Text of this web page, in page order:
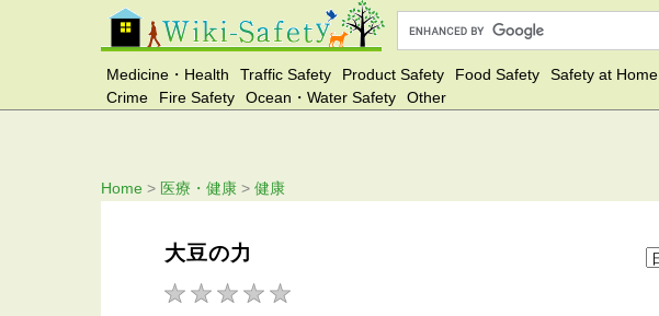
Medicine・Health Traffic Safety Product Safety Food Safety Safety at Home
Crime
Fire Safety Ocean・Water Safety Other
Home > 医療・健康 > 健康
大豆の力